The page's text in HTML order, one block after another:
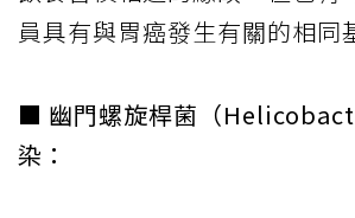
員具有與胃癌發生有關的相同
■ 幽門螺旋桿菌（
染：